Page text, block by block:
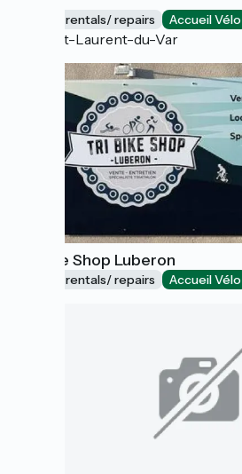
Bicycle rentals/ repairs Accueil Vélo
Saint-Laurent-du-Var
Tri Bike Shop Luberon
Bicycle rentals/ repairs Accueil Vélo